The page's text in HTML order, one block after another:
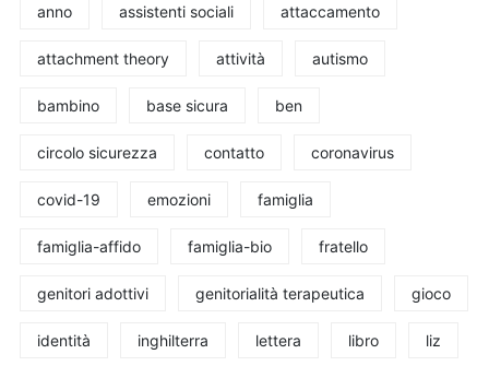
anno assistenti sociali attaccamento
attachment theory attività autismo
bambino base sicura ben
circolo sicurezza contatto coronavirus
covid-19 emozioni famiglia
famiglia-affido famiglia-bio fratello
genitori adottivi genitorialità terapeutica gioco
identità inghilterra lettera libro liz